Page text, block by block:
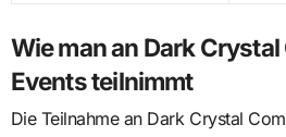
Wie man an Dark
Events teilnimmt
Die Teilnahme an Dark Crystal